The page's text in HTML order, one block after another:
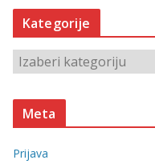
h
v
Kategorije
a
t
o
Meta
Prijava